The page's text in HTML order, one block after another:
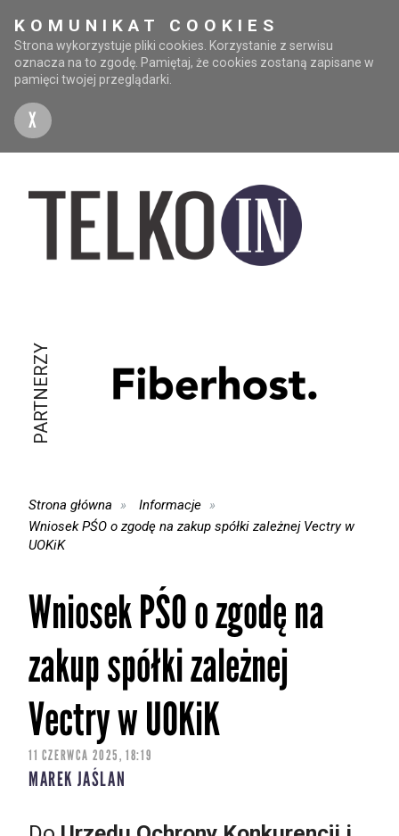
KOMUNIKAT COOKIES
Strona wykorzystuje pliki cookies. Korzystanie z serwisu
oznacza na to zgodę. Pamiętaj, że cookies zostaną zapisane w
pamięci twojej przeglądarki.
X
PARTNERZY
Strona główna
Informacje
Wniosek PŚO o zgodę na zakup spółki zależnej Vectry w
UOKiK
Wniosek PŚO o zgodę na
zakup spółki zależnej
Vectry w UOKiK
11 CZERWCA 2025, 18:19
MAREK JAŚLAN